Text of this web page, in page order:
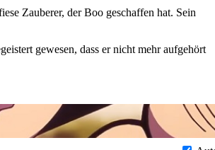
Zauberer, der Boo geschaffen hat. Sein
gewesen, dass er nicht mehr aufgehört